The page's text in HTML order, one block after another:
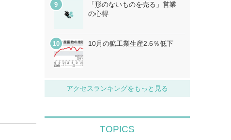
「形のないものを売る」営業
の心得
10月の鉱工業生産2.6％低下
アクセスランキングをもっと見る
TOPICS